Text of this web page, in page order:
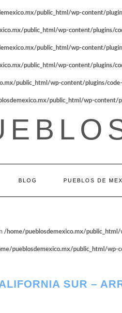
public_html/wp-content/
public_html/wp-content/plugins/
public_html/wp-content/
public_html/wp-content/plugins/
public_html/wp-content/plugins/
public_html/wp-content/
BLOG PUEBLOS DE
/home/pueblosdemexico.mx/
pueblosdemexico.mx/public_html/wp-
SUR –